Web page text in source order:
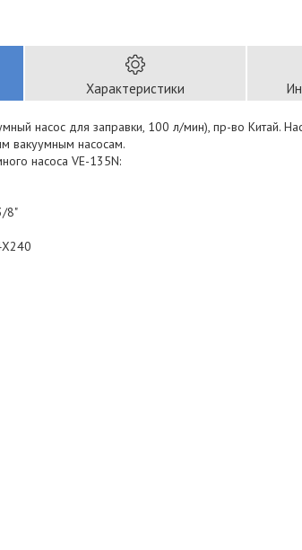
Характеристики
насос для заправки, 100 л/мин), пр-во Китай.
вакуумным насосам.
насоса VE-135N:
8"